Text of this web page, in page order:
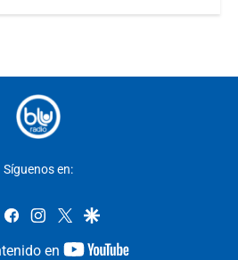
Síguenos en:
whatsappfacebookinstagram
twittergoogle
en
youtube-